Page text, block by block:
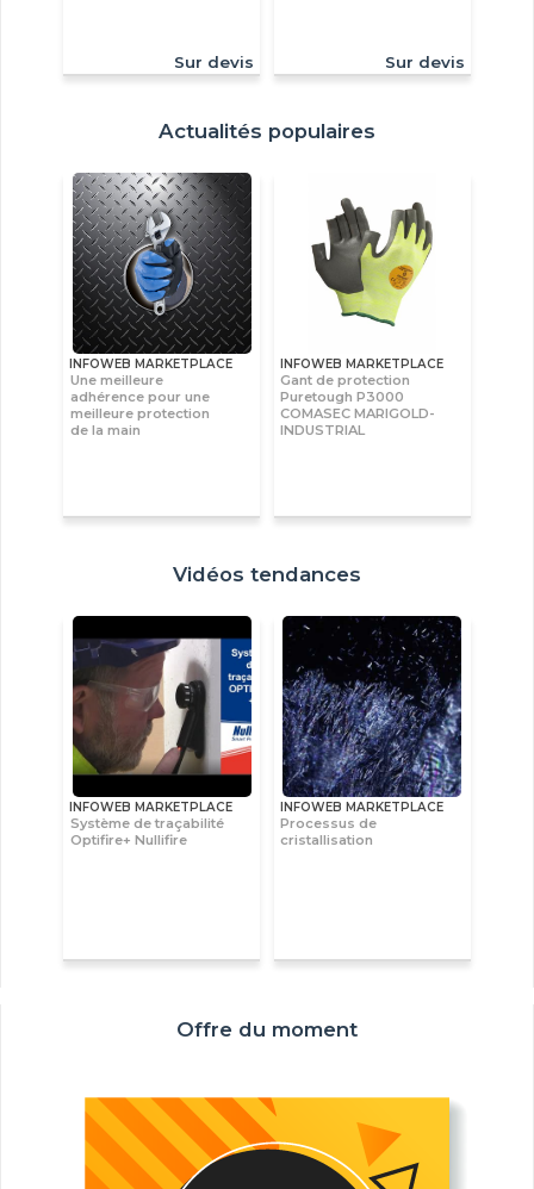
Sur devis Sur devis
Actualités populaires
INFOWEB MARKETPLACE
Une meilleure
adhérence pour une
meilleure protection
de la main
INFOWEB MARKETPLACE
Gant de protection
Puretough P3000
COMASEC MARIGOLD-
INDUSTRIAL
Vidéos tendances
INFOWEB MARKETPLACE
Système de traçabilité
Optifire+ Nullifire
INFOWEB MARKETPLACE
Processus de
cristallisation
Offre du moment